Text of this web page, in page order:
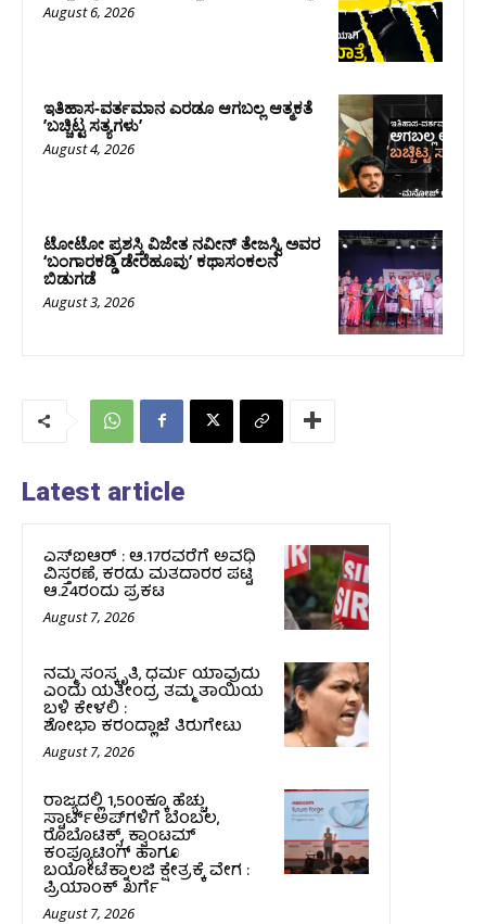
August 6, 2026
ಇತಿಹಾಸ-ವರ್ತಮಾನ ಎರಡೂ ಆಗಬಲ್ಲ ಆತ್ಮಕತೆ
ʼಬಚ್ಚಿಟ್ಟ ಸತ್ಯಗಳುʼ
August 4, 2026
ಟೋಟೋ ಪ್ರಶಸ್ತಿ ವಿಜೇತ ನವೀನ್ ತೇಜಸ್ವಿ ಅವರ
‘ಬಂಗಾರಕಡ್ಡಿ ಡೇರೆಹೂವು’ ಕಥಾಸಂಕಲನ
ಬಿಡುಗಡೆ
August 3, 2026
Latest article
ಎಸ್‌ಐಆರ್‌ : ಆ.17ರವರೆಗೆ ಅವಧಿ
ವಿಸ್ತರಣೆ, ಕರಡು ಮತದಾರರ ಪಟ್ಟಿ
ಆ.24ರಂದು ಪ್ರಕಟ
August 7, 2026
ನಮ್ಮ ಸಂಸ್ಕೃತಿ, ಧರ್ಮ ಯಾವುದು
ಎಂದು ಯತೀಂದ್ರ ತಮ್ಮ ತಾಯಿಯ
ಬಳಿ ಕೇಳಲಿ :
ಶೋಭಾ ಕರಂದ್ಲಾಜೆ ತಿರುಗೇಟು
August 7, 2026
ರಾಜ್ಯದಲ್ಲಿ 1,500ಕ್ಕೂ ಹೆಚ್ಚು
ಸ್ಟಾರ್ಟ್‌ಅಪ್‌ಗಳಿಗೆ ಬೆಂಬಲ,
ರೊಬೊಟಿಕ್ಸ್, ಕ್ವಾಂಟಮ್
ಕಂಪ್ಯೂಟಿಂಗ್ ಹಾಗೂ
ಬಯೋಟೆಕ್ನಾಲಜಿ ಕ್ಷೇತ್ರಕ್ಕೆ ವೇಗ :
ಪ್ರಿಯಾಂಕ್‌ ಖರ್ಗೆ
August 7, 2026